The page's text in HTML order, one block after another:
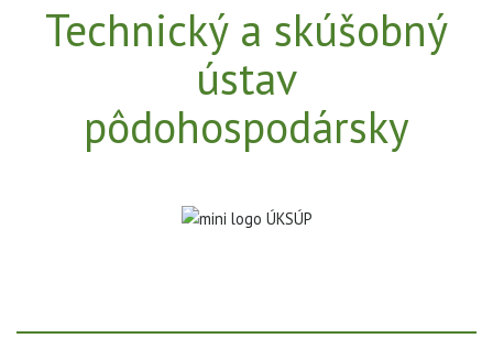
Technický a skúšobný
ústav
pôdohospodársky